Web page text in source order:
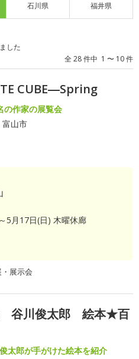
石川県 福井県
した
全 28 件中 1 〜 10 件
CUBE―Spring
の作家の展覧会
富山市
5月17日(日) 木曜休廊
展示会
谷川俊太郎 絵本★百
太郎が手がけた絵本を紹介